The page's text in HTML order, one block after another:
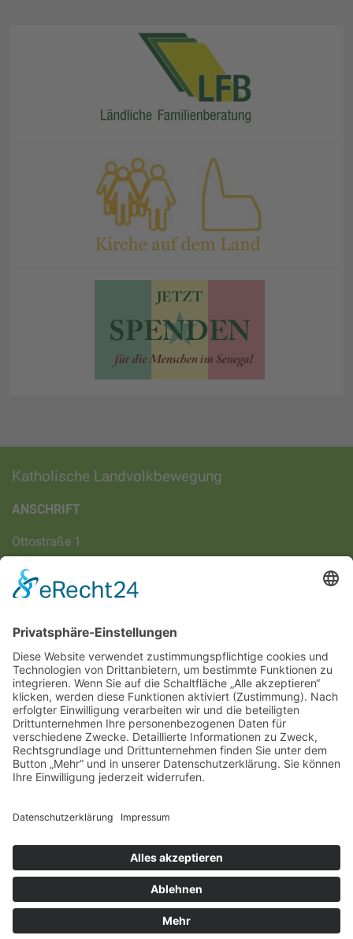
Katholische Landvolkbewegung
ANSCHRIFT
Ottostraße 1
DIREKT-KONTAKT
Telefon: (09 31) 3 86 - 63 7 21
Du findest uns auf Facebook
Impressum|Datenschutz|Sitemap|Cookie-Einstellungen